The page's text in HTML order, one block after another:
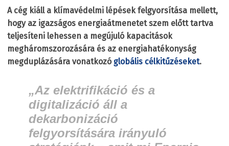
A cég kiáll a klímavédelmi lépések felgyorsítása mellett,
hogy az igazságos energiaátmenetet szem előtt tartva
teljesíteni lehessen a megújuló kapacitások
megháromszorozására és az energiahatékonyság
megduplázására vonatkozó globális célkitűzéseket.
„Az elektrifikáció és a
digitalizáció áll a
dekarbonizáció
felgyorsítására irányuló